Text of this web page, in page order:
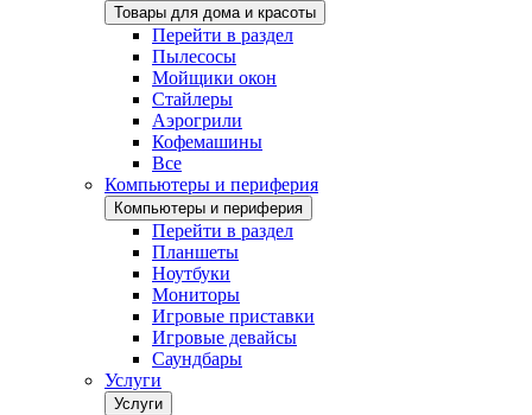
Товары для дома и красоты
Перейти в раздел
Пылесосы
Мойщики окон
Стайлеры
Аэрогрили
Кофемашины
Все
Компьютеры и периферия
Компьютеры и периферия
Перейти в раздел
Планшеты
Ноутбуки
Мониторы
Игровые приставки
Игровые девайсы
Саундбары
Услуги
Услуги